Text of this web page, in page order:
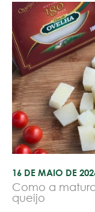
16 DE MAIO DE
Como a
queijo